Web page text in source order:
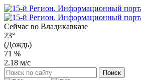
Сейчас во Владикавказе
23°
(Дождь)
71 %
2.18 м/с